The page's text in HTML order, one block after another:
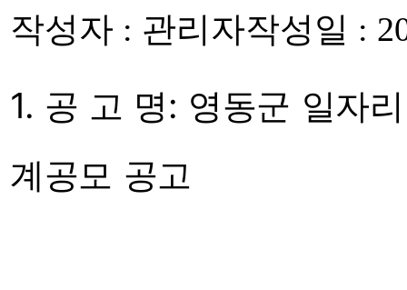
작성자 : 관리자작성일 :
1. 공 고 명: 영동군 일자
계공모 공고